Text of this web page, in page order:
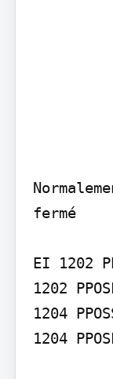
fermé
EI 1202
1202
1204
1204